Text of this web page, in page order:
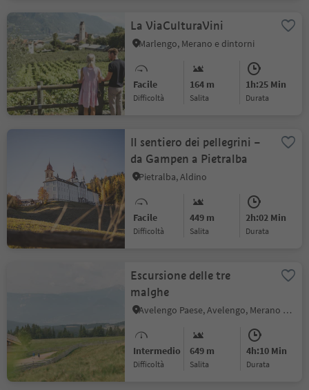
La ViaCulturaVini
Marlengo, Merano e dintorni
Facile
Difficoltà
164 m
Salita
1h:25 Min
durata
Il sentiero dei pellegrini –
da Gampen a Pietralba
Pietralba, Aldino
Facile
Difficoltà
449 m
Salita
2h:02 Min
durata
Escursione delle tre
malghe
Avelengo Paese, Avelengo, Merano e dintorni
Intermedio
Difficoltà
649 m
Salita
4h:10 Min
durata